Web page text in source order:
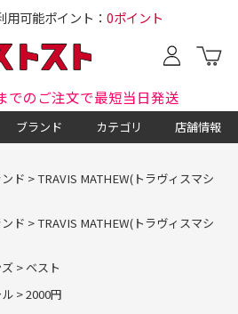
可能ポイント： 0ポイント
でのご注文で最短当日発送
ブランド カテゴリ 店舗情報
ド > TRAVIS MATHEW(トラヴィスマシ
ド > TRAVIS MATHEW(トラヴィスマシ
> ベスト
>2000円